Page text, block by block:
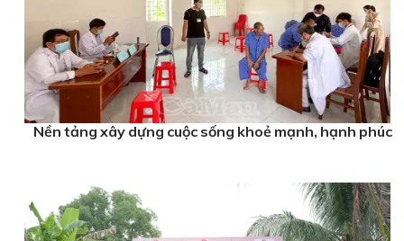
Nền tảng xây dựng cuộc sống khoẻ mạnh, hạnh phúc